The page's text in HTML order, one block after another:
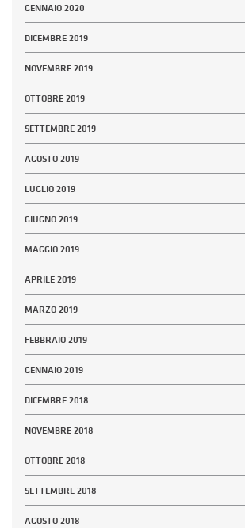
GENNAIO 2020
DICEMBRE 2019
NOVEMBRE 2019
OTTOBRE 2019
SETTEMBRE 2019
AGOSTO 2019
LUGLIO 2019
GIUGNO 2019
MAGGIO 2019
APRILE 2019
MARZO 2019
FEBBRAIO 2019
GENNAIO 2019
DICEMBRE 2018
NOVEMBRE 2018
OTTOBRE 2018
SETTEMBRE 2018
AGOSTO 2018